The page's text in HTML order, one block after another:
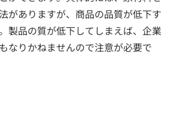
がありますが、商品の品質が低下す
製品の質が低下してしまえば、企業
なりかねませんので注意が必要で